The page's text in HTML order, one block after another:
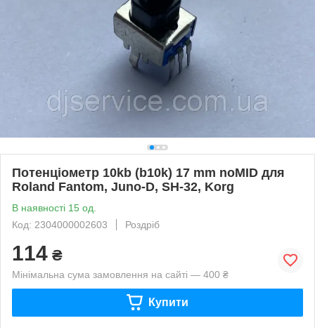
Потенціометр 10kb (b10k) 17 mm noMID для
Roland Fantom, Juno-D, SH-32, Korg
В наявності 15 од.
Код: 2304000002603
Роздріб
114 ₴
Мінімальна сума замовлення на сайті — 400 ₴
Купити